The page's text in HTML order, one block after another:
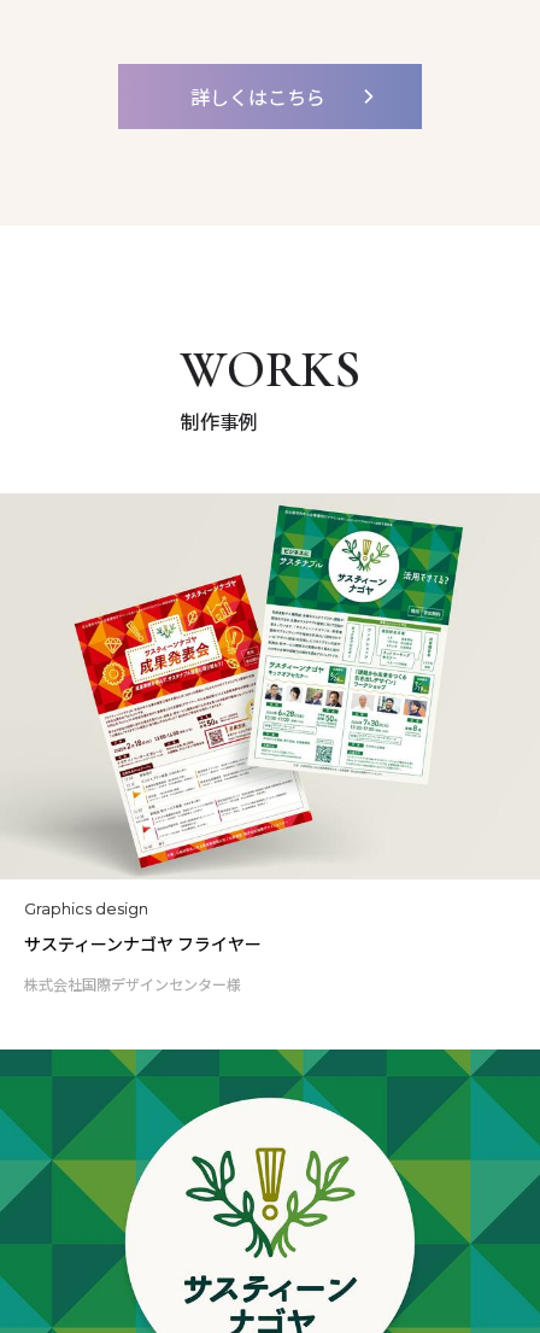
詳しくはこちら
WORKS
制作事例
Graphics design
サスティーンナゴヤ フライヤー
株式会社国際デザインセンター様